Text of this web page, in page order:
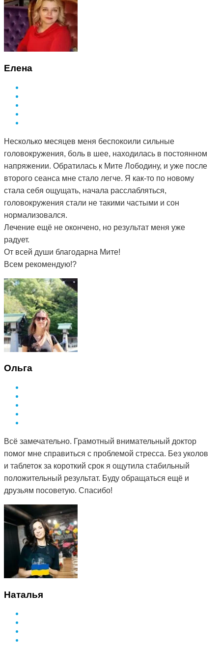
Елена
Несколько месяцев меня беспокоили сильные
головокружения, боль в шее, находилась в постоянном
напряжении. Обратилась к Мите Лободину, и уже после
второго сеанса мне стало легче. Я как-то по новому
стала себя ощущать, начала расслабляться,
головокружения стали не такими частыми и сон
нормализовался.
Лечение ещё не окончено, но результат меня уже
радует.
От всей души благодарна Мите!
Всем рекомендую!?
Ольга
Всё замечательно. Грамотный внимательный доктор
помог мне справиться с проблемой стресса. Без уколов
и таблеток за короткий срок я ощутила стабильный
положительный результат. Буду обращаться ещё и
друзьям посоветую. Спасибо!
Наталья